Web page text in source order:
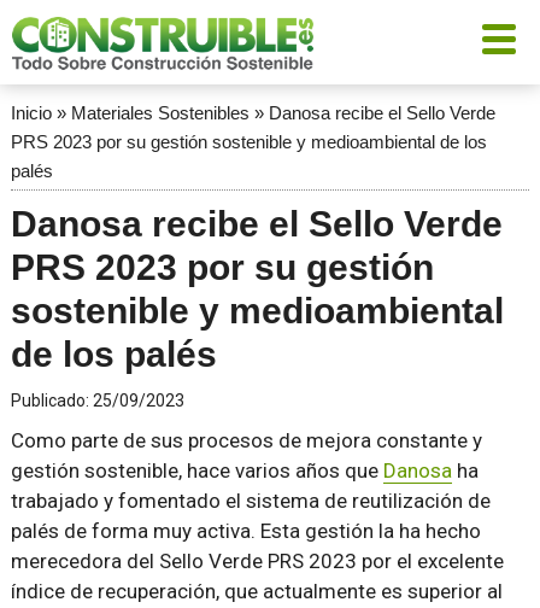
Inicio» Materiales Sostenibles » Danosa recibe el Sello Verde
PRS 2023 por su gestión sostenible y medioambiental de los
palés
Danosa recibe el Sello Verde
PRS 2023 por su gestión
sostenible y medioambiental
de los palés
Publicado: 25/09/2023
Como parte de sus procesos de mejora constante y
gestión sostenible, hace varios años que Danosaha
trabajado y fomentado el sistema de reutilización de
palés de forma muy activa. Esta gestión la ha hecho
merecedora del Sello Verde PRS 2023 por el excelente
índice de recuperación, que actualmente es superior al